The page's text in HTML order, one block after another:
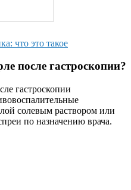
что это такое
после гастроскопии?
гастроскопии
солевым раствором или
по назначению врача.